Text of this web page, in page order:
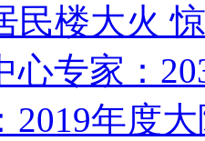
民楼大火
心专家：
2019年度